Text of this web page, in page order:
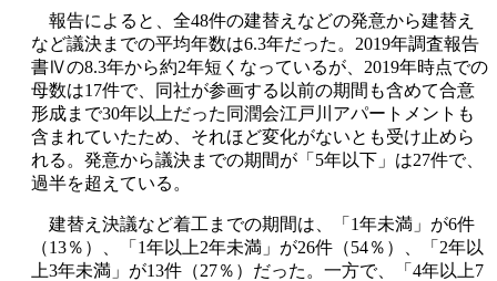
報告によると、全48件の建替えなどの発意から建替え
など議決までの平均年数は6.3年だった。2019年調査報告
書Ⅳの8.3年から約2年短くなっているが、2019年時点での
母数は17件で、同社が参画する以前の期間も含めて合意
形成まで30年以上だった同潤会江戸川アパートメントも
含まれていたため、それほど変化がないとも受け止めら
れる。発意から議決までの期間が「5年以下」は27件で、
過半を超えている。
建替え決議など着工までの期間は、「1年未満」が6件
（13％）、「1年以上2年未満」が26件（54％）、「2年以
上3年未満」が13件（27％）だった。一方で、「4年以上7